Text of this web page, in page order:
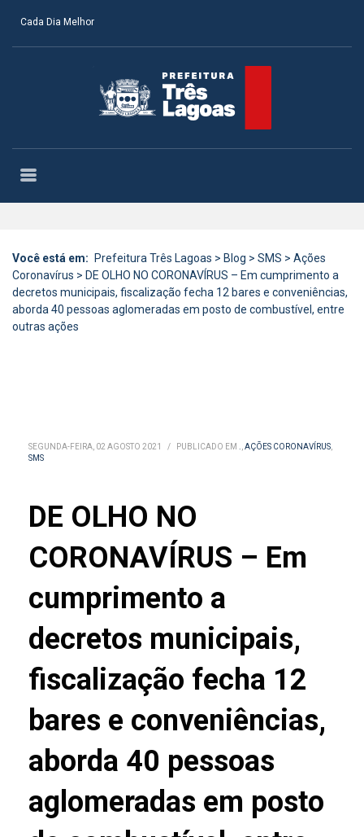
Cada Dia Melhor
Você está em: Prefeitura Três Lagoas > Blog > SMS > Ações
Coronavírus > DE OLHO NO CORONAVÍRUS – Em cumprimento a
decretos municipais, fiscalização fecha 12 bares e conveniências,
aborda 40 pessoas aglomeradas em posto de combustível, entre
outras ações
SEGUNDA-FEIRA, 02 AGOSTO 2021 / PUBLICADO EM .,AÇÕES CORONAVÍRUS,
SMS
DE OLHO NO
CORONAVÍRUS – Em
cumprimento a
decretos municipais,
fiscalização fecha 12
bares e conveniências,
aborda 40 pessoas
aglomeradas em posto